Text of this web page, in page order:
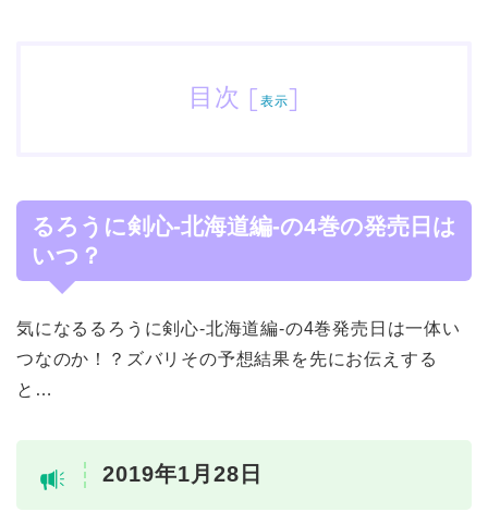
目次 [ 表示]
るろうに剣心-北海道編-の4巻の発売日は
いつ？
気になるるろうに剣心-北海道編-の4巻発売日は一体い
つなのか！？ズバリその予想結果を先にお伝えする
と…
2019年1月28日